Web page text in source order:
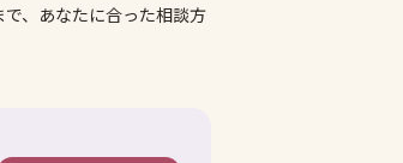
、あなたに合った相談方